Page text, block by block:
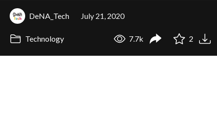
DeNA_Tech July 21, 2020
Technology 7.7k 2